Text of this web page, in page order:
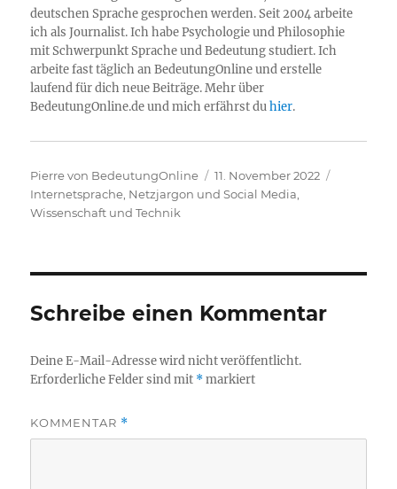
deutschen Sprache gesprochen werden. Seit 2004 arbeite
ich als Journalist. Ich habe Psychologie und Philosophie
mit Schwerpunkt Sprache und Bedeutung studiert. Ich
arbeite fast täglich an BedeutungOnline und erstelle
laufend für dich neue Beiträge. Mehr über
BedeutungOnline.de und mich erfährst duhier.
Autor
Pierre von BedeutungOnline
Veröffentlicht
am
11. November 2022
Internetsprache, Netzjargon und Social Media
Wissenschaft und Technik
Schreibe einen Kommentar
Deine E-Mail-Adresse wird nicht veröffentlicht.
Erforderliche Felder sind mit *markiert
KOMMENTAR *